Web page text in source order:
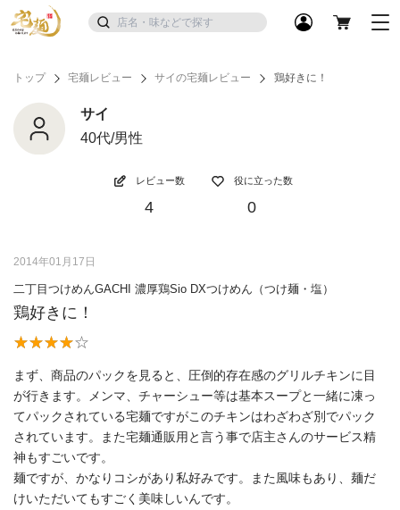
トップ 宅麺レビュー サイの宅麺レビュー 鶏好きに！
サイ
40代/男性
レビュー数
4
役に立った数
0
2014年01月17日
二丁目つけめんGACHI 濃厚鶏Sio DXつけめん（つけ麺・塩）
鶏好きに！
まず、商品のパックを見ると、圧倒的存在感のグリルチキンに目
が行きます。メンマ、チャーシュー等は基本スープと一緒に凍っ
てパックされている宅麺ですがこのチキンはわざわざ別でパック
されています。また宅麺通販用と言う事で店主さんのサービス精
神もすごいです。
麺ですが、かなりコシがあり私好みです。また風味もあり、麺だ
けいただいてもすごく美味しいんです。